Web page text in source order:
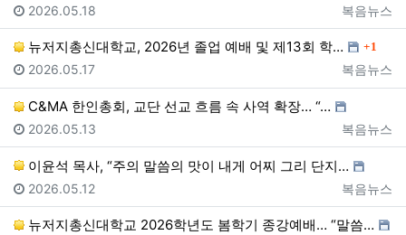
등록자
복음뉴스
등록일
2026.05.18
뉴저지총신대학교, 2026년 졸업 예배 및 제13회 학… 댓글
1
등록자
복음뉴스
등록일
2026.05.17
C&MA 한인총회, 교단 선교 흐름 속 사역 확장… “…
등록자
복음뉴스
등록일
2026.05.13
이윤석 목사, “주의 말씀의 맛이 내게 어찌 그리 단지…
등록자
복음뉴스
등록일
2026.05.12
뉴저지총신대학교 2026학년도 봄학기 종강예배… “말씀…